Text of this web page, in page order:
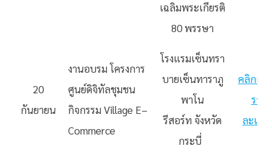
เฉลิมพระเกียรติ
80 พรรษา
20
กันยายน
งานอบรม โครงการ
ศูนย์ดิจิทัลชุมชน
กิจกรรม Village E–
Commerce
โรงแรมเซ็นทรา
บายเซ็นทาราภู
พาโน
รีสอร์ท จังหวัด
กระบี่
คลิกเพื่
ราย
ละเอีย